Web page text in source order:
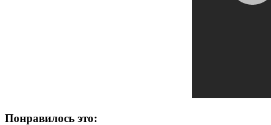
Понравилось это: